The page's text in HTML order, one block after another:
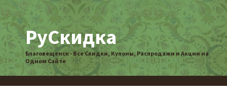
РуСкидка
Благовещенск - Все Скидки, Купоны, Распродажи и Акции на
Одном Сайте